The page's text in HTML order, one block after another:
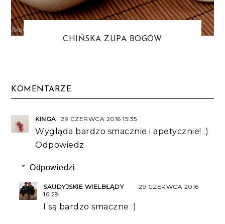
CHIŃSKA ZUPA BOGÓW
KOMENTARZE
KINGA 29 CZERWCA 2016 15:35
Wygląda bardzo smacznie i apetycznie! :)
Odpowiedz
Odpowiedzi
SAUDYJSKIE WIELBŁĄDY
29 CZERWCA 2016
16:29
I są bardzo smaczne :)